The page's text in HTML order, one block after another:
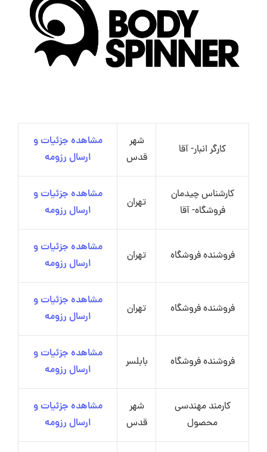
کارگر انبار- آقا
شهر
قدس
مشاهده جزئیات و
ارسال رزومه
کارشناس چیدمان
فروشگاه- آقا
تهران
مشاهده جزئیات و
ارسال رزومه
فروشنده فروشگاه تهران
مشاهده جزئیات و
ارسال رزومه
فروشنده فروشگاه تهران
مشاهده جزئیات و
ارسال رزومه
فروشنده فروشگاه بابلسر
مشاهده جزئیات و
ارسال رزومه
کارمند مهندسی
محصول
شهر
قدس
مشاهده جزئیات و
ارسال رزومه